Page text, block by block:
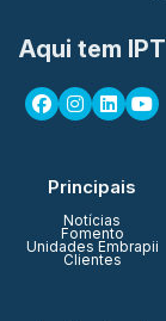
Aqui tem IPT
Principais
Notícias
Fomento
Unidades Embrapii
Clientes